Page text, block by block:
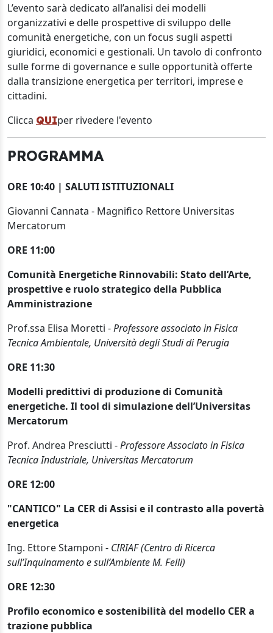
L’evento sarà dedicato all’analisi dei modelli
organizzativi e delle prospettive di sviluppo delle
comunità energetiche, con un focus sugli aspetti
giuridici, economici e gestionali. Un tavolo di confronto
sulle forme di governance e sulle opportunità offerte
dalla transizione energetica per territori, imprese e
cittadini.
Clicca QUIper rivedere l'evento
PROGRAMMA
ORE 10:40 | SALUTI ISTITUZIONALI
Giovanni Cannata - Magnifico Rettore Universitas
Mercatorum
ORE 11:00
Comunità Energetiche Rinnovabili: Stato dell’Arte,
prospettive e ruolo strategico della Pubblica
Amministrazione
Prof.ssa Elisa Moretti -Professore associato in Fisica
Tecnica Ambientale, Università degli Studi di Perugia
ORE 11:30
Modelli predittivi di produzione di Comunità
energetiche. Il tool di simulazione dell’Universitas
Mercatorum
Prof. Andrea Presciutti -Professore Associato in Fisica
Tecnica Industriale, Universitas Mercatorum
ORE 12:00
"CANTICO" La CER di Assisi e il contrasto alla povertà
energetica
Ing. Ettore Stamponi - CIRIAF (Centro di Ricerca
sull’Inquinamento e sull’Ambiente M. Felli)
ORE 12:30
Profilo economico e sostenibilità del modello CER a
trazione pubblica